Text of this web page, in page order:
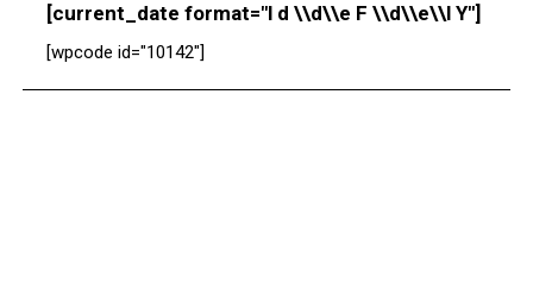
[current_date format="l d \\d\\e F \\d\\e\\l Y"]
[wpcode id="10142"]